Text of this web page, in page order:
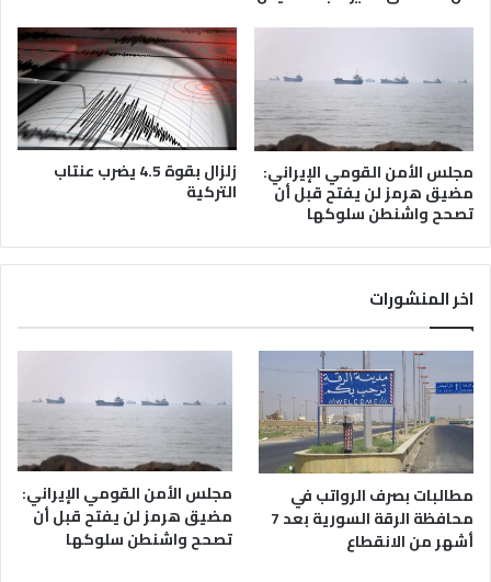
مجلس الأمن القومي الإيراني:
مضيق هرمز لن يفتح قبل أن
تصحح واشنطن سلوكها
زلزال بقوة 4.5 يضرب عنتاب
التركية
اخر المنشورات
مطالبات بصرف الرواتب في
محافظة الرقة السورية بعد 7
أشهر من الانقطاع
مجلس الأمن القومي الإيراني:
مضيق هرمز لن يفتح قبل أن
تصحح واشنطن سلوكها